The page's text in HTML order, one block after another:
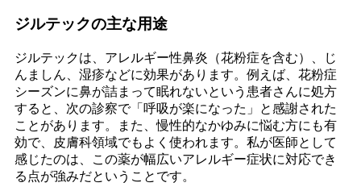
ジルテックの主な用途
ジルテックは、アレルギー性鼻炎（花粉症を含む）、じ
んましん、湿疹などに効果があります。例えば、花粉症
シーズンに鼻が詰まって眠れないという患者さんに処方
すると、次の診察で「呼吸が楽になった」と感謝された
ことがあります。また、慢性的なかゆみに悩む方にも有
効で、皮膚科領域でもよく使われます。私が医師として
感じたのは、この薬が幅広いアレルギー症状に対応でき
る点が強みだということです。